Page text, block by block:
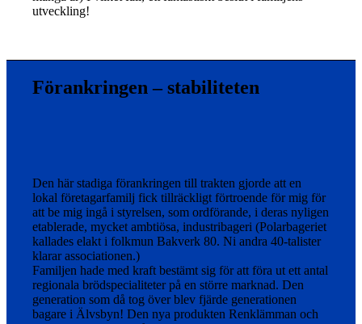
utveckling!
Förankringen – stabiliteten
Den här stadiga förankringen till trakten gjorde att en
lokal företagarfamilj fick tillräckligt förtroende för mig för
att be mig ingå i styrelsen, som ordförande, i deras nyligen
etablerade, mycket ambtiösa, industribageri (Polarbageriet
kallades elakt i folkmun Bakverk 80. Ni andra 40-talister
klarar associationen.)
Familjen hade med kraft bestämt sig för att föra ut ett antal
regionala brödspecialiteter på en större marknad. Den
generation som då tog över blev fjärde generationen
bagare i Älvsbyn! Den nya produkten Renklämman och